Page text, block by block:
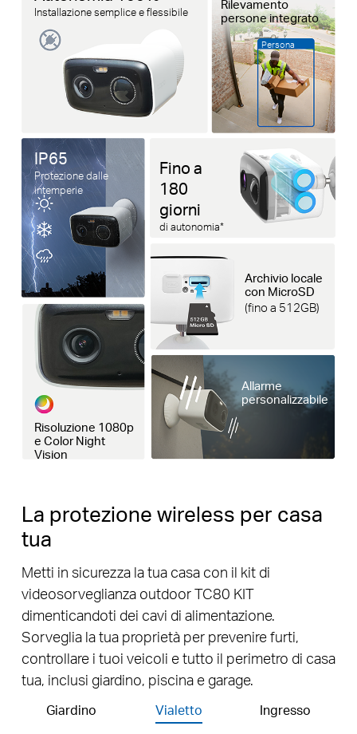
Installazione semplice e flessibile
Rilevamento
persone integrato
Persona
IP65
Protezione dalle
intemperie
Risoluzione 1080p
e Color Night
Vision
Fino a
180
giorni
di autonomia*
Archivio locale
con MicroSD
(fino a 512GB)
Allarme
personalizzabile
La protezione wireless per casa
tua
Metti in sicurezza la tua casa con il kit di
videosorveglianza outdoor TC80 KIT
dimenticandoti dei cavi di alimentazione.
Sorveglia la tua proprietà per prevenire furti,
controllare i tuoi veicoli e tutto il perimetro di casa
tua, inclusi giardino, piscina e garage.
Giardino Vialetto Ingresso